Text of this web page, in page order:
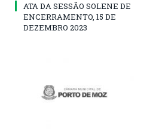
ATA DA SESSÃO SOLENE DE
ENCERRAMENTO, 15 DE
DEZEMBRO 2023